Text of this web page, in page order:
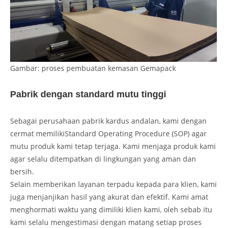
Gambar: proses pembuatan kemasan Gemapack
Pabrik dengan standard mutu tinggi
Sebagai perusahaan pabrik kardus andalan, kami dengan
cermat memilikiStandard Operating Procedure (SOP) agar
mutu produk kami tetap terjaga. Kami menjaga produk kami
agar selalu ditempatkan di lingkungan yang aman dan
bersih.
Selain memberikan layanan terpadu kepada para klien, kami
juga menjanjikan hasil yang akurat dan efektif. Kami amat
menghormati waktu yang dimiliki klien kami, oleh sebab itu
kami selalu mengestimasi dengan matang setiap proses